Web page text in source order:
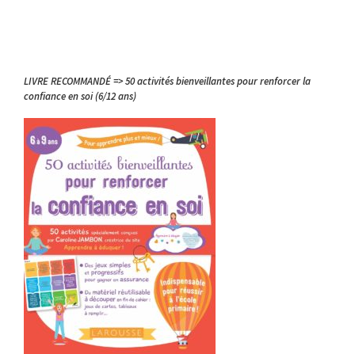
LIVRE RECOMMANDÉ => 50 activités bienveillantes pour renforcer la
confiance en soi (6/12 ans)